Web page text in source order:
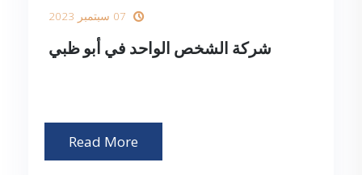
شركة الشخص الواحد في أبو ظبي
Read More